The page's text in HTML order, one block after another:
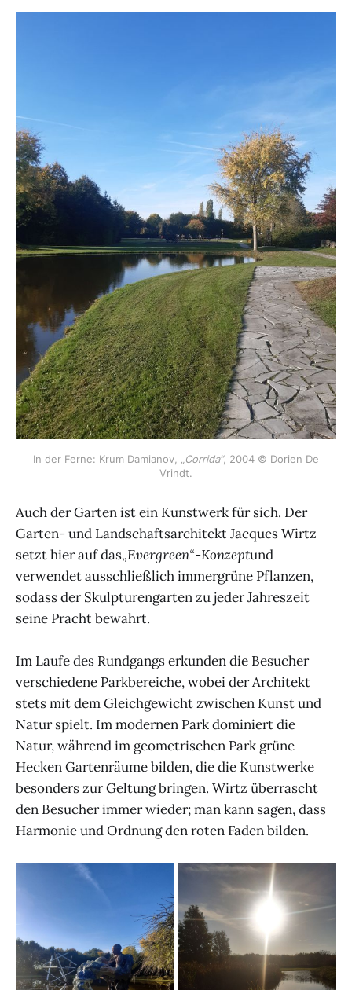
In der Ferne: Krum Damianov, „Corrida“, 2004 © Dorien De
Vrindt.
Auch der Garten ist ein Kunstwerk für sich. Der
Garten- und Landschaftsarchitekt Jacques Wirtz
setzt hier auf das„Evergreen“-Konzeptund
verwendet ausschließlich immergrüne Pflanzen,
sodass der Skulpturengarten zu jeder Jahreszeit
seine Pracht bewahrt.
Im Laufe des Rundgangs erkunden die Besucher
verschiedene Parkbereiche, wobei der Architekt
stets mit dem Gleichgewicht zwischen Kunst und
Natur spielt. Im modernen Park dominiert die
Natur, während im geometrischen Park grüne
Hecken Gartenräume bilden, die die Kunstwerke
besonders zur Geltung bringen. Wirtz überrascht
den Besucher immer wieder; man kann sagen, dass
Harmonie und Ordnung den roten Faden bilden.